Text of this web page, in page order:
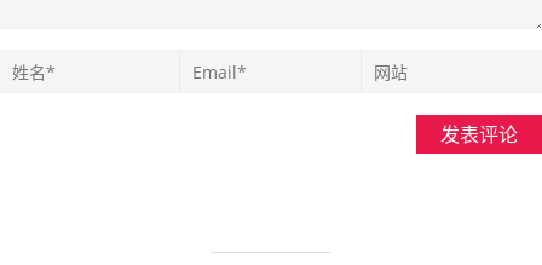
发表评论